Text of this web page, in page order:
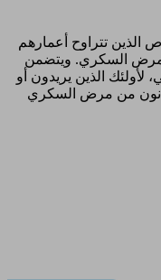
2 بلس للأشخاص الذين تتراوح أعمارهم
مرض السكري. ويتضمن
لأولئك الذين يريدون أو
من مرض السكري